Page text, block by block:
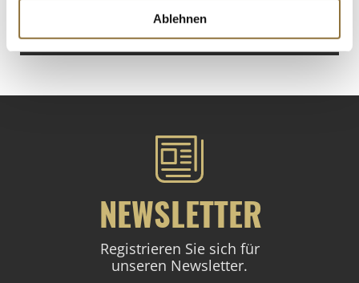
Ablehnen
St.
NEWSLETTER
Registrieren Sie sich für
unseren Newsletter.